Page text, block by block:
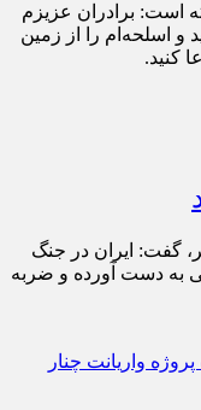
است: برادران عزيزم
و اسلحه‌ام را از زمين
كنيد.
گفت: ایران در جنگ
به دست آورده و ضربه